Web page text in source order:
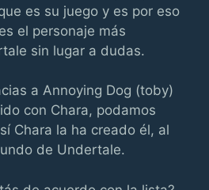
es su juego y es por eso
el personaje más
sin lugar a dudas.
a Annoying Dog (toby)
con Chara, podamos
Chara la ha creado él, al
de Undertale.